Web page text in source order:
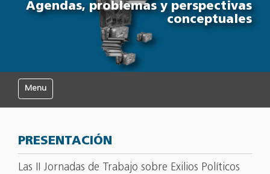
Agendas, problemas y perspectivas
conceptuales
Mostrar/Ocultar navegación
PRESENTACIÓN
Las II Jornadas de Trabajo sobre Exilios Políticos